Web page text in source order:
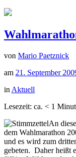
von Mario Paetznick
am 21. September
in Aktuell
Lesezeit: ca. < 1
An
dem Wahlmarathon
und es wird zum
gebeten. Daher heißt